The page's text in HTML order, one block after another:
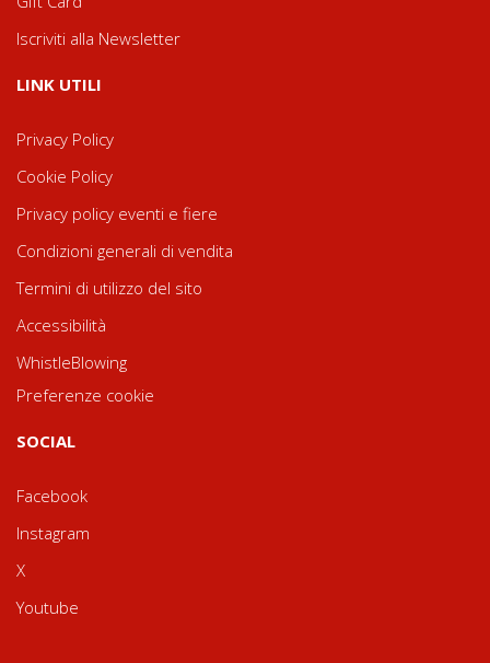
Iscriviti alla Newsletter
LINK UTILI
Privacy Policy
Cookie Policy
Privacy policy eventi e fiere
Condizioni generali di vendita
Termini di utilizzo del sito
Accessibilità
WhistleBlowing
Preferenze cookie
SOCIAL
Facebook
Instagram
X
Youtube